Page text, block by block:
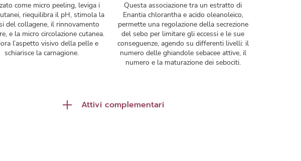
come micro peeling, leviga i
riequilibra il pH, stimola la
del collagene, il rinnovamento
e la micro circolazione cutanea.
l’aspetto visivo della pelle e
schiarisce la carnagione.
Questa associazione tra un estratto di
Enantia chlorantha e acido oleanoleico,
permette una regolazione della secrezione
del sebo per limitare gli eccessi e le sue
conseguenze, agendo su differenti livelli: il
numero delle ghiandole sebacee attive, il
numero e la maturazione dei sebociti.
Attivi complementari